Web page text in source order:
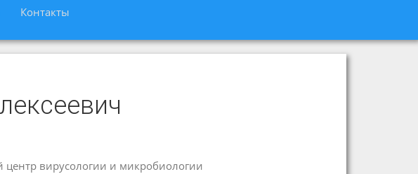
Контакты
вирусологии и микробиологии